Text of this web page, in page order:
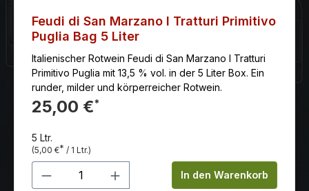
Feudi di San Marzano I Tratturi Primitivo
Puglia Bag 5 Liter
Italienischer Rotwein Feudi di San Marzano I Tratturi
Primitivo Puglia mit 13,5 % vol. in der 5 Liter Box. Ein
runder, milder und körperreicher Rotwein.
25,00 €*
5 Ltr.
(5,00 €* / 1 Ltr.)
Produkt Anzahl: Gib denIn den Warenkorb